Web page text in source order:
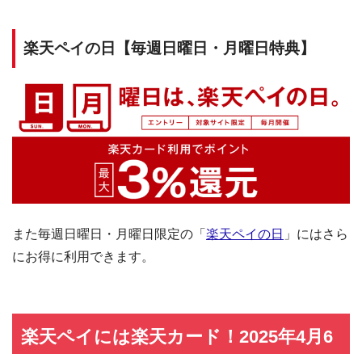
楽天ペイの日【毎週日曜日・月曜日特典】
また毎週日曜日・月曜日限定の「 楽天ペイの日 」にはさら
にお得に利用できます。
楽天ペイには楽天カード！2025年4月6